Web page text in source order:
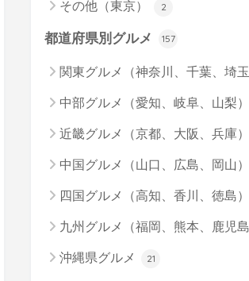
その他（東京） 2
都道府県別グルメ 157
関東グルメ（神奈川、千葉、埼玉
中部グルメ（愛知、岐阜、山梨）
近畿グルメ（京都、大阪、兵庫）
中国グルメ（山口、広島、岡山）
四国グルメ（高知、香川、徳島）
九州グルメ（福岡、熊本、鹿児島
沖縄県グルメ 21